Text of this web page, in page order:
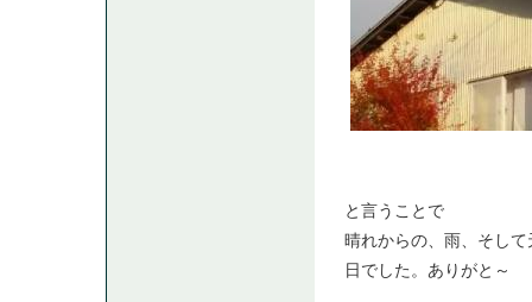
と言うことで
晴れからの、雨、そし
日でした。ありがと～